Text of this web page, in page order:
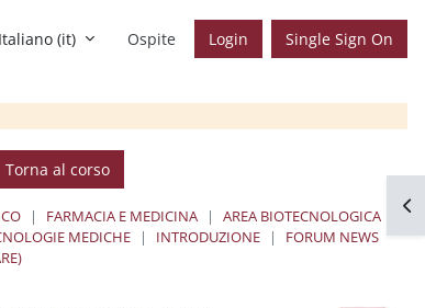
Italiano ‎(it)‎ Ospite Login Single Sign On
Torna al corso
FARMACIA E MEDICINA
AREA BIOTECNOLOGICA
MEDICHE INTRODUZIONE
FORUM NEWS